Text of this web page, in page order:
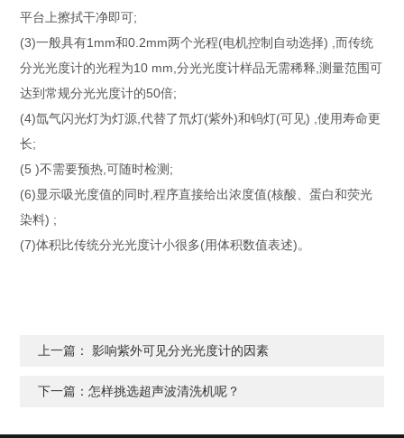
平台上擦拭干净即可;
(3)一般具有1mm和0.2mm两个光程(电机控制自动选择) ,而传统
分光光度计的光程为10 mm,分光光度计样品无需稀释,测量范围可
达到常规分光光度计的50倍;
(4)氙气闪光灯为灯源,代替了氘灯(紫外)和钨灯(可见) ,使用寿命更
长;
(5 )不需要预热,可随时检测;
(6)显示吸光度值的同时,程序直接给出浓度值(核酸、蛋白和荧光
染料) ;
(7)体积比传统分光光度计小很多(用体积数值表述)。
上一篇： 影响紫外可见分光光度计的因素
下一篇：怎样挑选超声波清洗机呢？